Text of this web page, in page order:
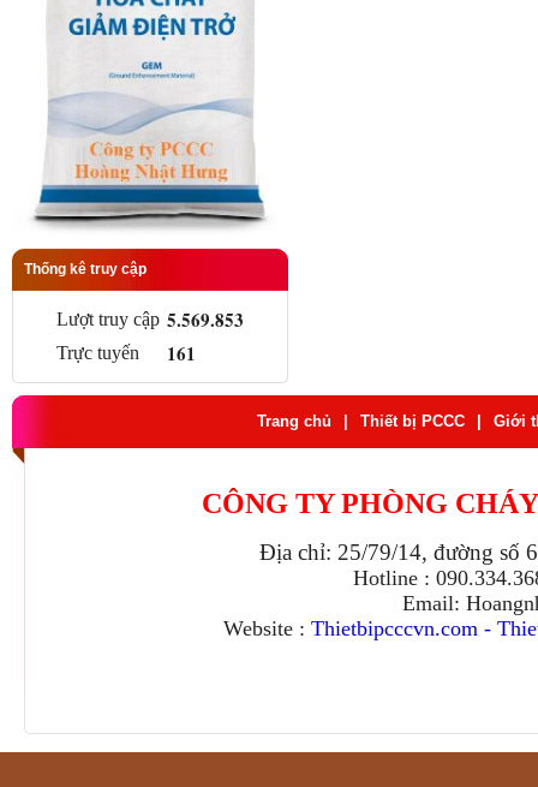
Thống kê truy cập
Lượt truy cập 5.569.853
Trực tuyến 161
Trang chủ Thiết bị PCCC Giới
CÔNG TY PHÒNG
Địa chỉ: 25/79/14, đường số
Hotline :
Email:
Website : Thietbipcccvn.com -